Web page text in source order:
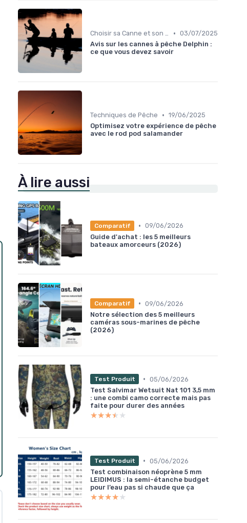
Choisir sa Canne et son Équipement • 03/07/2025
Avis sur les cannes à pêche Delphin :
ce que vous devez savoir
Techniques de Pêche • 19/06/2025
Optimisez votre expérience de pêche
avec le rod pod salamander
À lire aussi
Comparatif • 09/06/2026
Guide d'achat : les 5 meilleurs
bateaux amorceurs (2026)
Comparatif • 09/06/2026
Notre sélection des 5 meilleurs
caméras sous-marines de pêche
(2026)
Test Produit • 05/06/2026
Test Salvimar Wetsuit Nat 101 3,5 mm
: une combi camo correcte mais pas
faite pour durer des années
★★★★★
★★★★★
Test Produit • 05/06/2026
Test combinaison néoprène 5 mm
LEIDIMUS : la semi-étanche budget
pour l’eau pas si chaude que ça
★★★★★
★★★★★